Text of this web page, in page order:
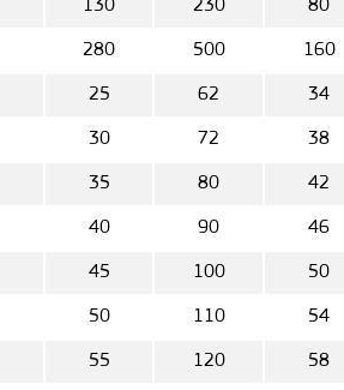
130 230 80
280 500 160
25 62 34
30 72 38
35 80 42
40 90 46
45 100 50
50 110 54
55 120 58